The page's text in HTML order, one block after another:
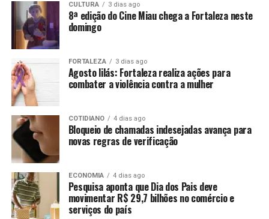
CULTURA 3 dias ago
8ª edição do Cine Miau chega a Fortaleza neste
domingo
FORTALEZA 3 dias ago
Agosto lilás: Fortaleza realiza ações para
combater a violência contra a mulher
COTIDIANO 4 dias ago
Bloqueio de chamadas indesejadas avança para
novas regras de verificação
ECONOMIA 4 dias ago
Pesquisa aponta que Dia dos Pais deve
movimentar R$ 29,7 bilhões no comércio e
serviços do país